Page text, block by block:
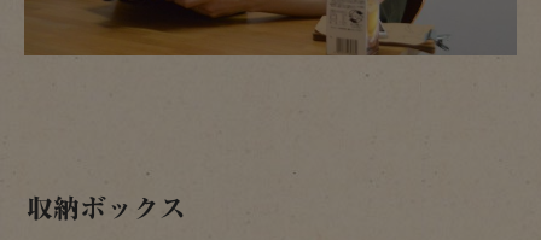
収納ボックス